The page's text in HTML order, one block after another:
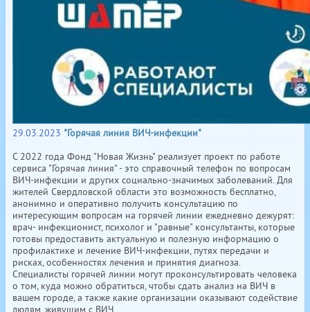
29.03.2023 "Горячая линия ВИЧ-инфекции"
С 2022 года Фонд "Новая Жизнь" реализует проект по работе
сервиса "Горячая линия" - это справочный телефон по вопросам
ВИЧ-инфекции и других социально-значимых заболеваний. Для
жителей Свердловской области это возможность бесплатно,
анонимно и оперативно получить консультацию по
интересующим вопросам на горячей линии ежедневно дежурят:
врач- инфекционист, психолог и "равные" консультанты, которые
готовы предоставить актуальную и полезную информацию о
профилактике и лечение ВИЧ-инфекции, путях передачи и
рисках, особенностях лечения и принятия диагноза.
Специалисты горячей линии могут проконсультировать человека
о том, куда можно обратиться, чтобы сдать анализ на ВИЧ в
вашем городе, а также какие организации оказывают содействие